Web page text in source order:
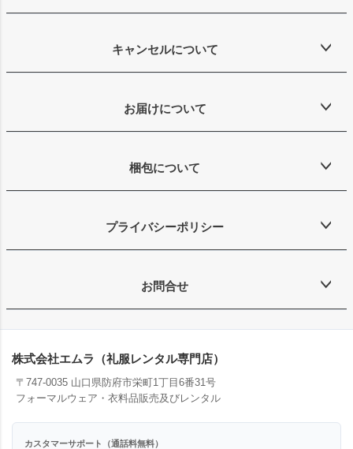
キャンセルについて
お届けについて
梱包について
プライバシーポリシー
お問合せ
株式会社エムラ（礼服レンタル専門店）
〒747-0035 山口県防府市栄町1丁目6番31号
フォーマルウェア・衣料品販売及びレンタル
カスタマーサポート（通話料無料）